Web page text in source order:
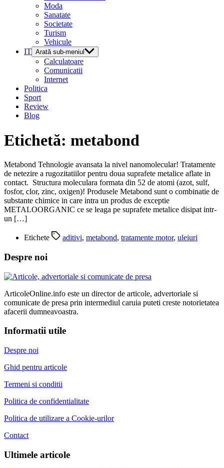
Moda
Sanatate
Societate
Turism
Vehicule
IT Arată sub-meniul
Calculatoare
Comunicatii
Internet
Politica
Sport
Review
Blog
Etichetă: metabond
Metabond Tehnologie avansata la nivel nanomolecular! Tratamente
de netezire a rugozitatiilor pentru doua suprafete metalice aflate in
contact. Structura moleculara formata din 52 de atomi (azot, sulf,
fosfor, clor, zinc, oxigen)! Produsele Metabond sunt o combinatie de
substante chimice in care intra un produs de exceptie
METALOORGANIC ce se leaga pe suprafete metalice disipat intr-
un […]
Etichete aditivi, metabond, tratamente motor, uleiuri
Despre noi
ArticoleOnline.info este un director de articole, advertoriale si
comunicate de presa prin intermediul caruia puteti creste notorietatea
afacerii dumneavoastra.
Informatii utile
Despre noi
Ghid pentru articole
Termeni si conditii
Politica de confidentialitate
Politica de utilizare a Cookie-urilor
Contact
Ultimele articole